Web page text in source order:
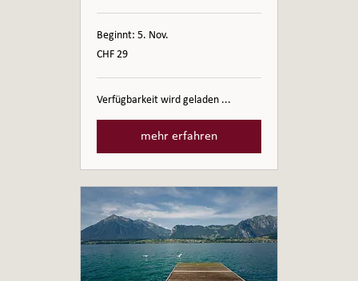
Beginnt: 5. Nov.
29
Schweizer
CHF 29
Verfügbarkeit wird geladen ...
mehr erfahren